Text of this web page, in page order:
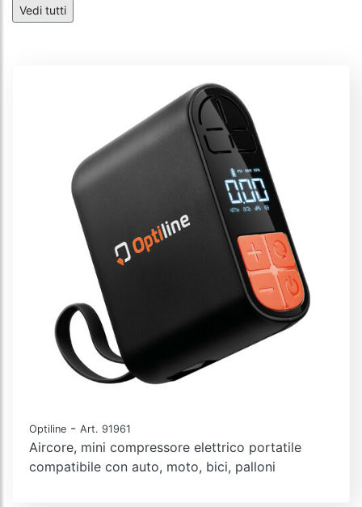
Compressori
Vedi tutti
Optiline - Art. 91961
Aircore, mini compressore elettrico portatile
compatibile con auto, moto, bici, palloni